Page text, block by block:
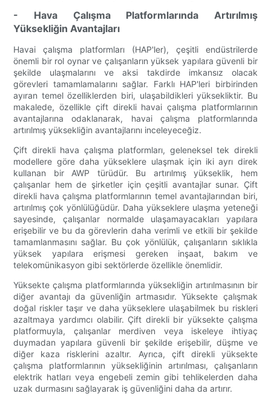
- Hava Çalışma Platformlarında Artırılmış
Yüksekliğin Avantajları
Havai çalışma platformları (HAP'ler), çeşitli endüstrilerde
önemli bir rol oynar ve çalışanların yüksek yapılara güvenli bir
şekilde ulaşmalarını ve aksi takdirde imkansız olacak
görevleri tamamlamalarını sağlar. Farklı HAP'leri birbirinden
ayıran temel özelliklerden biri, ulaşabildikleri yüksekliktir. Bu
makalede, özellikle çift direkli havai çalışma platformlarının
avantajlarına odaklanarak, havai çalışma platformlarında
artırılmış yüksekliğin avantajlarını inceleyeceğiz.
Çift direkli hava çalışma platformları, geleneksel tek direkli
modellere göre daha yükseklere ulaşmak için iki ayrı direk
kullanan bir AWP türüdür. Bu artırılmış yükseklik, hem
çalışanlar hem de şirketler için çeşitli avantajlar sunar. Çift
direkli hava çalışma platformlarının temel avantajlarından biri,
artırılmış çok yönlülüğüdür. Daha yükseklere ulaşma yeteneği
sayesinde, çalışanlar normalde ulaşamayacakları yapılara
erişebilir ve bu da görevlerin daha verimli ve etkili bir şekilde
tamamlanmasını sağlar. Bu çok yönlülük, çalışanların sıklıkla
yüksek yapılara erişmesi gereken inşaat, bakım ve
telekomünikasyon gibi sektörlerde özellikle önemlidir.
Yüksekte çalışma platformlarında yüksekliğin artırılmasının bir
diğer avantajı da güvenliğin artmasıdır. Yüksekte çalışmak
doğal riskler taşır ve daha yükseklere ulaşabilmek bu riskleri
azaltmaya yardımcı olabilir. Çift direkli bir yüksekte çalışma
platformuyla, çalışanlar merdiven veya iskeleye ihtiyaç
duymadan yapılara güvenli bir şekilde erişebilir, düşme ve
diğer kaza risklerini azaltır. Ayrıca, çift direkli yüksekte
çalışma platformlarının yüksekliğinin artırılması, çalışanların
elektrik hatları veya engebeli zemin gibi tehlikelerden daha
uzak durmasını sağlayarak iş güvenliğini daha da artırır.